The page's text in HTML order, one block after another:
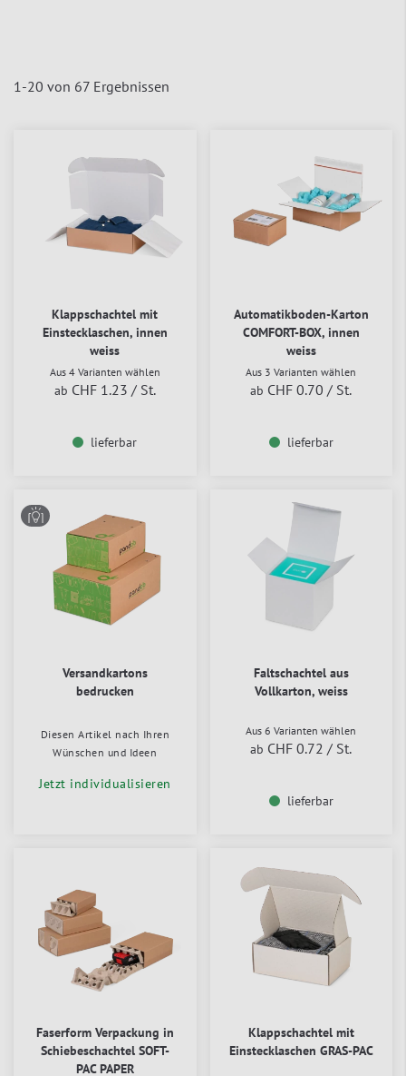
1-20 von 67 Ergebnissen
Klappschachtel mit
Einstecklaschen, innen
weiss
Aus 4 Varianten wählen
ab CHF 1.23 / St.
lieferbar
Automatikboden-Karton
COMFORT-BOX, innen
weiss
Aus 3 Varianten wählen
ab CHF 0.70 / St.
lieferbar
Versandkartons
bedrucken
Diesen Artikel nach Ihren
Wünschen und Ideen
Jetzt individualisieren
Faltschachtel aus
Vollkarton, weiss
Aus 6 Varianten wählen
ab CHF 0.72 / St.
lieferbar
Faserform Verpackung in
Schiebeschachtel SOFT-
PAC PAPER
Klappschachtel mit
Einstecklaschen GRAS-PAC